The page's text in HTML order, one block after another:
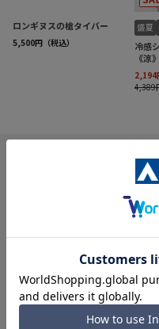
INFORMATION